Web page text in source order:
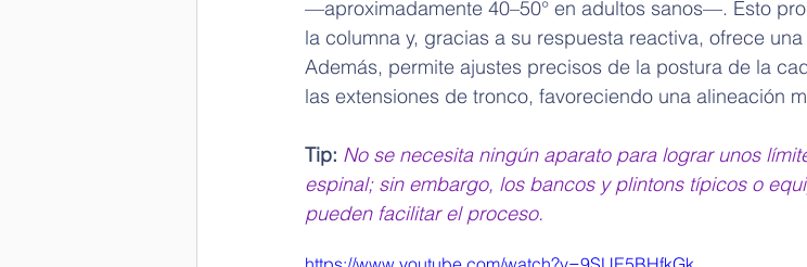
—aproximadamente 40–50° en adultos sanos—. Esto
la columna y, gracias a su respuesta reactiva, ofrece
Además, permite ajustes precisos de la postura de la
las extensiones de tronco, favoreciendo una alineación
Tip: No se necesita ningún aparato para lograr unos
espinal; sin embargo, los bancos y plintons típicos o
pueden facilitar el proceso.